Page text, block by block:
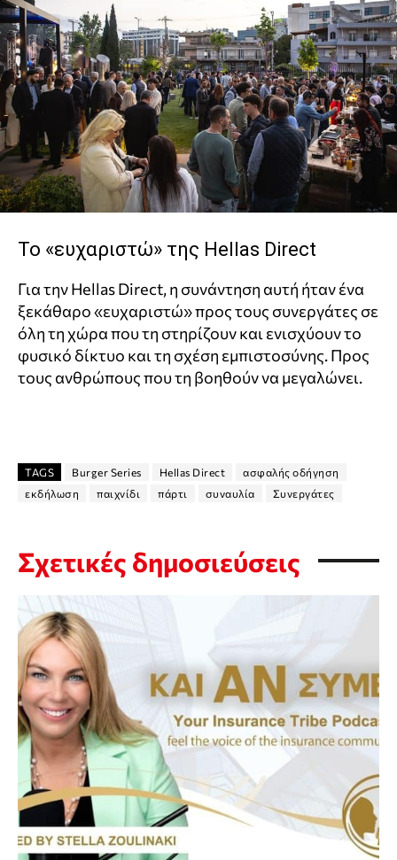
Το «ευχαριστώ» της Hellas Direct
Για την Hellas Direct, η συνάντηση αυτή ήταν ένα
ξεκάθαρο «ευχαριστώ» προς τους συνεργάτες σε
όλη τη χώρα που τη στηρίζουν και ενισχύουν το
φυσικό δίκτυο και τη σχέση εμπιστοσύνης. Προς
τους ανθρώπους που τη βοηθούν να μεγαλώνει.
TAGS Burger Series Hellas Direct
ασφαλής οδήγηση
εκδήλωση
παιχνίδι πάρτι συναυλία Συνεργάτες
Σχετικές δημοσιεύσεις